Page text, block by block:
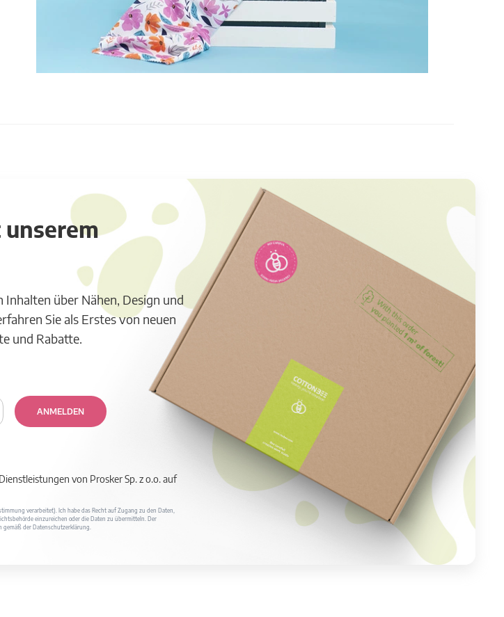
Inhalten über Nähen, Design und
Sie als Erstes von neuen
und Rabatte.
ANMELDEN
von Prosker Sp. z o.o. auf
verarbeitet). Ich habe das Recht auf Zugang zu den Daten,
einzureichen oder die Daten zu übermitteln. Der
gemäß der Datenschutzerklärung.